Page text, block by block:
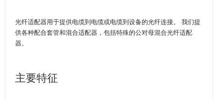
光纤适配器用于提供电缆到电缆或电缆到设备的光纤连接。 我们提
供各种配合套管和混合适配器，包括特殊的公对母混合光纤适配
器。
主要特征